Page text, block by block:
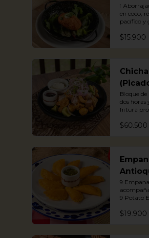
1
en coco,
pacífico y
Dorado o
1
$15.900
Bloque
dos horas
fritura
cebolla
crispy
by creole
agras
$60.500
9
9 Potato
$19.900